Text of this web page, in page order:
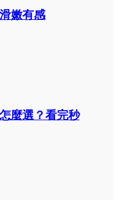
嫩有感
麼選？看完秒